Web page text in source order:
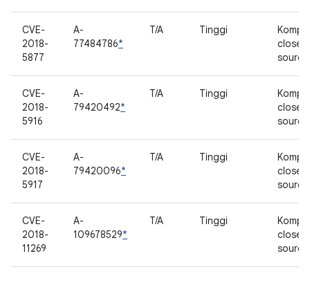
CVE-
2018-
5877
A-
77484786*
T/A Tinggi
closed
source
CVE-
2018-
5916
A-
79420492*
T/A Tinggi
closed
source
CVE-
2018-
5917
A-
79420096*
T/A Tinggi
closed
source
CVE-
2018-
11269
A-
109678529*
T/A Tinggi
closed
source